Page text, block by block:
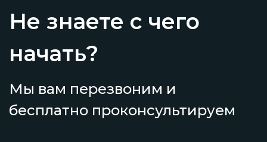
Не знаете с чего
начать?
Мы вам перезвоним и
бесплатно проконсультируем